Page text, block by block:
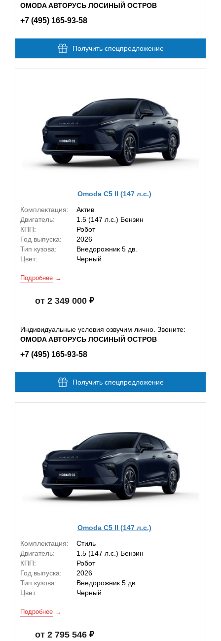
OMODA АВТОРУСЬ ЛОСИНЫЙ ОСТРОВ
+7 (495) 165-93-58
Получить спецпредложение
Omoda C5 II (147 л.с.)
Комплектация:
Актив
Двигатель:
1.5 (147 л.с.) Бензин
КПП:
Робот
Год выпуска:
2026
Тип кузова:
Внедорожник 5 дв.
Цвет:
Черный
Подробнее
от 2 349 000
Индивидуальные условия озвучим лично. Звоните:
OMODA АВТОРУСЬ ЛОСИНЫЙ ОСТРОВ
+7 (495) 165-93-58
Получить спецпредложение
Omoda C5 II (147 л.с.)
Комплектация:
Стиль
Двигатель:
1.5 (147 л.с.) Бензин
КПП:
Робот
Год выпуска:
2026
Тип кузова:
Внедорожник 5 дв.
Цвет:
Черный
Подробнее
от 2 795 546